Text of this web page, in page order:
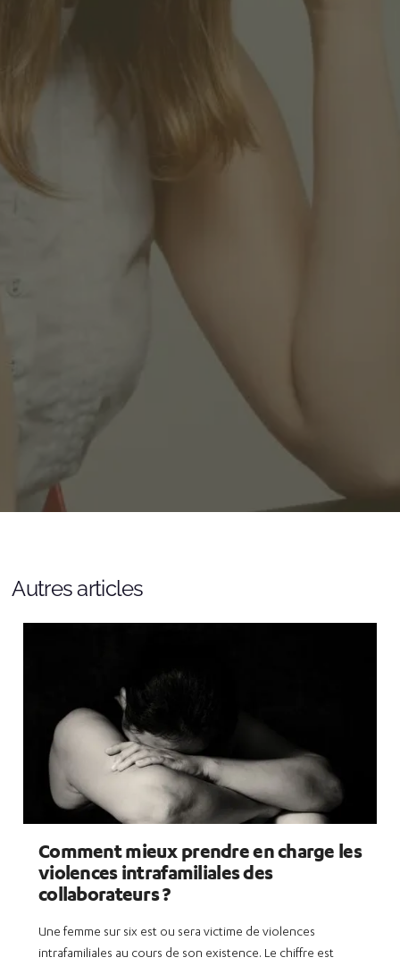
Email professionnel*
Autres articles
Comment mieux prendre en charge les
violences intrafamiliales des
collaborateurs ?
Une femme sur six est ou sera victime de violences
intrafamiliales au cours de son existence. Le chiffre est